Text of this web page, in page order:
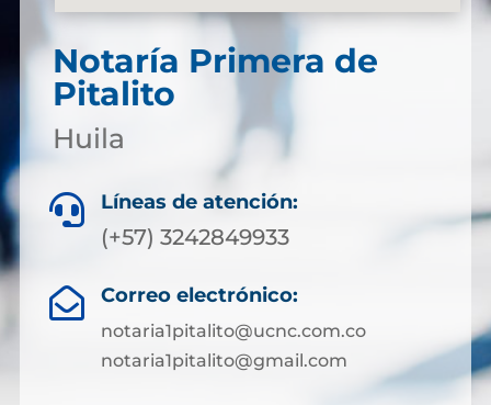
Notaría Primera de
Pitalito
Huila
 Líneas de atención:
(+57) 3242849933
 Correo electrónico:
notaria1pitalito@ucnc.com.co
notaria1pitalito@gmail.com